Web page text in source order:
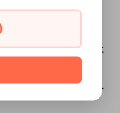
いう方■
％引きの商品もあった
着用したイベントを